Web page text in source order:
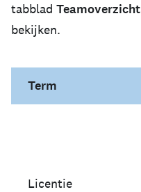
tabblad Teamoverzicht
bekijken.
Term
Licentie